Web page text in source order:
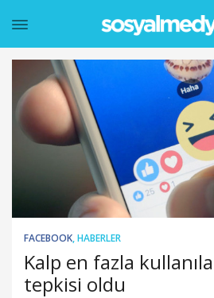
FACEBOOK,HABERLER
Kalp en fazla
tepkisi oldu